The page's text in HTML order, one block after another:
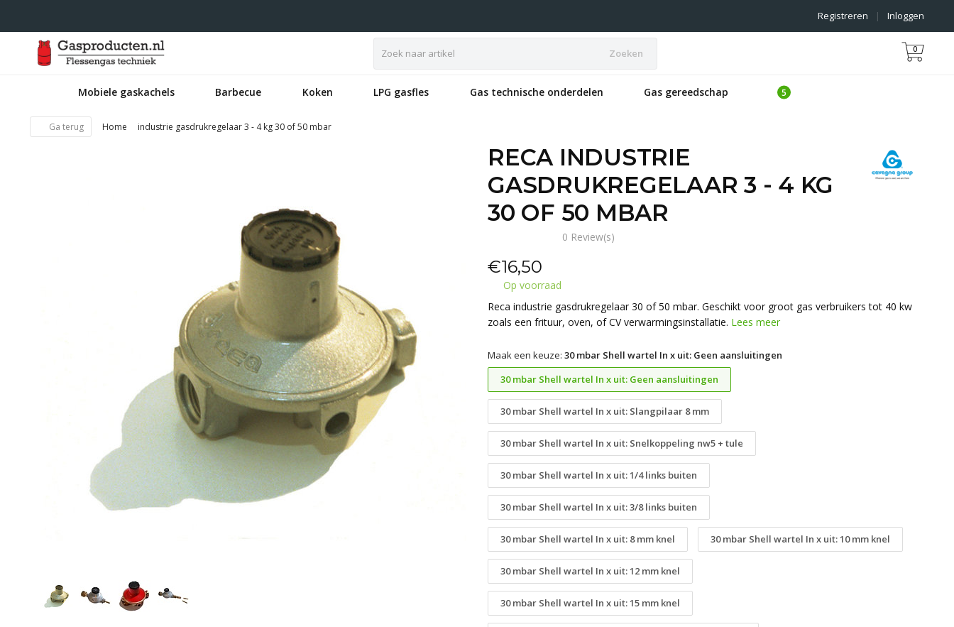
Inloggen
|
Registreren
Zoeken 0
Mobiele gaskachels Barbecue Koken LPG gasfles Gas technische onderdelen Gas gereedschap
Ga terug Home industrie gasdrukregelaar 3 - 4 kg 30 of 50 mbar
RECA INDUSTRIE
GASDRUKREGELAAR 3 - 4 KG
30 OF 50 MBAR
0 Review(s)
€16,50
Op voorraad
Reca industrie gasdrukregelaar 30 of 50 mbar. Geschikt voor groot gas verbruikers tot 40 kw
zoals een frituur, oven, of CV verwarmingsinstallatie. Lees meer
Maak een keuze: 30 mbar Shell wartel In x uit: Geen aansluitingen
30 mbar Shell wartel In x uit: Geen aansluitingen
30 mbar Shell wartel In x uit: Slangpilaar 8 mm
30 mbar Shell wartel In x uit: Snelkoppeling nw5 + tule
30 mbar Shell wartel In x uit: 1/4 links buiten
30 mbar Shell wartel In x uit: 3/8 links buiten
30 mbar Shell wartel In x uit: 8 mm knel 30 mbar Shell wartel In x uit: 10 mm knel
30 mbar Shell wartel In x uit: 12 mm knel
30 mbar Shell wartel In x uit: 15 mm knel